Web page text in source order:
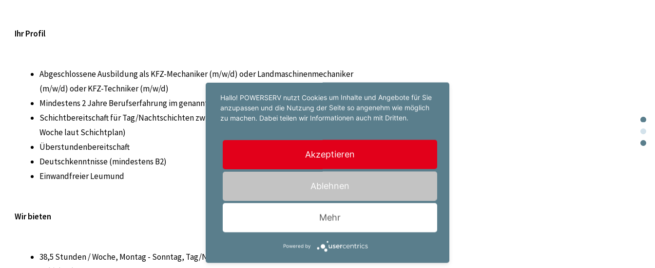
Ihr Profil
Abgeschlossene Ausbildung als KFZ-Mechaniker (m/w/d) oder Landmaschinenmechaniker
(m/w/d) oder KFZ-Techniker (m/w/d)
Mindestens 2 Jahre Berufserfahrung im genannten Bereich
Schichtbereitschaft für Tag/Nachtschichten zwischen Montag - Sonntag (5 Tage pro
Woche laut Schichtplan)
Überstundenbereitschaft
Deutschkenntnisse (mindestens B2)
Einwandfreier Leumund
Wir bieten
38,5 Stunden / Woche, Montag - Sonntag, Tag/Nachtschichten laut geregeltem
Hallo! POWERSERV nutzt Cookies um Inhalte und Angebote für Sie
anzupassen und die Nutzung der Seite so angenehm wie möglich
zu machen. Dabei teilen wir Informationen auch mit Dritten.
Akzeptieren
Ablehnen
Mehr
Powered by